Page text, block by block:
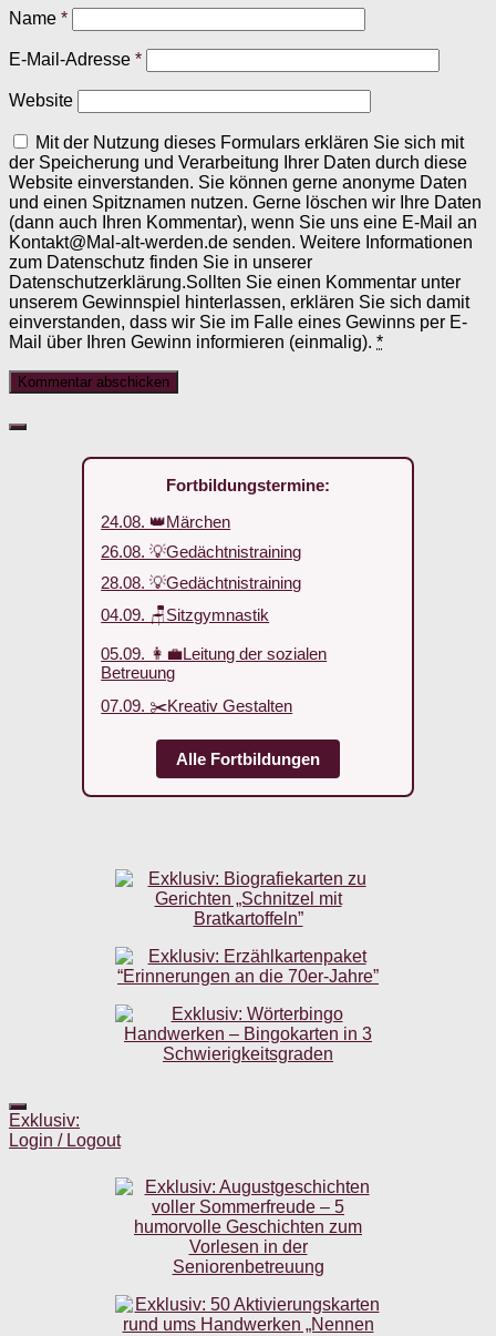
Name *
E-Mail-Adresse *
Website
Mit der Nutzung dieses Formulars erklären Sie sich mit
der Speicherung und Verarbeitung Ihrer Daten durch diese
Website einverstanden. Sie können gerne anonyme Daten
und einen Spitznamen nutzen. Gerne löschen wir Ihre Daten
(dann auch Ihren Kommentar), wenn Sie uns eine E-Mail an
Kontakt@Mal-alt-werden.de senden. Weitere Informationen
zum Datenschutz finden Sie in unserer
Datenschutzerklärung.Sollten Sie einen Kommentar unter
unserem Gewinnspiel hinterlassen, erklären Sie sich damit
einverstanden, dass wir Sie im Falle eines Gewinns per E-
Mail über Ihren Gewinn informieren (einmalig). *
Fortbildungstermine:
24.08. 👑Märchen
26.08. 💡Gedächtnistraining
28.08. 💡Gedächtnistraining
04.09. 🪑Sitzgymnastik
05.09. 👩‍💼Leitung der sozialen
Betreuung
07.09. ✂️Kreativ Gestalten
Alle Fortbildungen
Exklusiv:
Login / Logout